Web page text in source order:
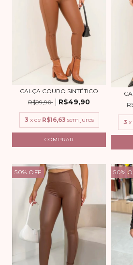
CALÇA COURO SINTÉTICO
R$99,90
R$49,90
3 x de R$16,63 sem juros
COMPRAR
3 x
50% OFF 50%